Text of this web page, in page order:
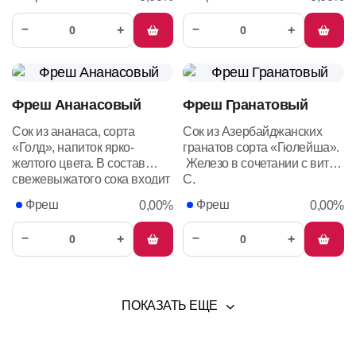
– + – +
Фреш Ананасовый
Сок из ананаса, сорта
«Голд», напиток ярко-
желтого цвета. В состав
свежевыжатого сока входит
помогает переваривать белки, снижает воспаление и
отёки.
Фреш 0,00%
– +
Фреш Гранатовый
Сок из Азербайджанских
гранатов сорта «Гюлейша».
Железов сочетании с
С,
Фреш 0,00%
– +
ПОКАЗАТЬ ЕЩЕ